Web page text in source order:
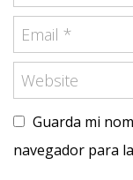
Guarda mi
navegador para